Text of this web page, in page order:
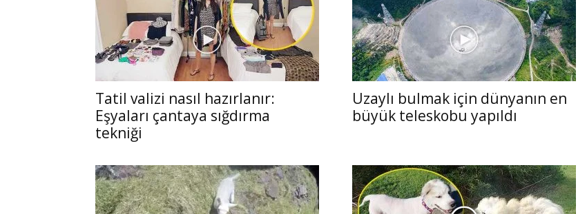
Tatil valizi nasıl hazırlanır:
Eşyaları çantaya sığdırma
tekniği
Uzaylı bulmak için dünyanın en
büyük teleskobu yapıldı